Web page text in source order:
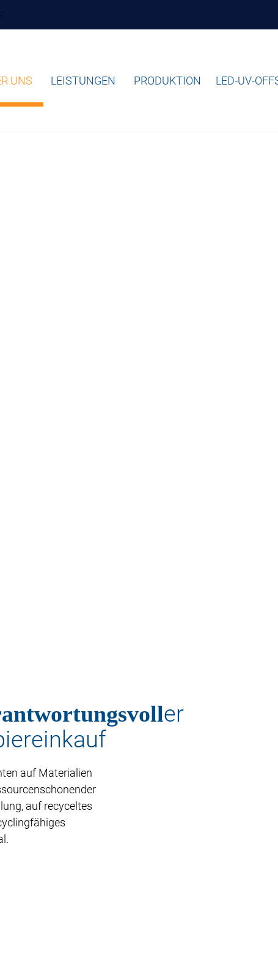
UNS LEISTUNGEN PRODUKTION LED-UV-
er
auf Materialien
auf recyceltes